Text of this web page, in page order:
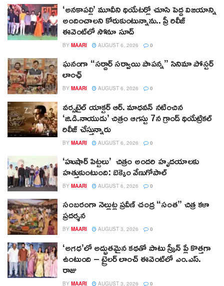
‘అనకాపల్లి’ మూవీని థియేటర్లో చూసి పెద్ద విజయాన్ని
అందించాలని కోరుకుంటున్నాను.. ప్రీ రిలీజ్
ఈవెంట్‌లో సోనూ సూద్
BY MAARI AUGUST 6, 2026 0
ఘనంగా “సర్దార్ సర్వాయి పాపన్న” సినిమా పోస్టర్
లాంఛ్
BY MAARI AUGUST 6, 2026 0
వర్సటైల్ యాక్టర్ ఆర్‌. మాధవన్‌ నటించిన
‘జి.డి.నాయుడు’ చిత్రం ఆగస్టు 7న గ్రాండ్ థియేట్రికల్
రిలీజ్ చేస్తున్నారు
BY MAARI AUGUST 6, 2026 0
‘హుషార్‌ పిట్టలు’ చిత్రం అందరి హృదయాలకు
హత్తుకుంటుంది: బెక్కెం వేణుగోపాల్‌
BY MAARI AUGUST 6, 2026 0
సంబరంగా నెల్లుట్ల ప్రవీణ్ చంద్ర “సంత” చిత్ర కళా
ప్రదర్శన
BY MAARI AUGUST 3, 2026 0
‘అగధ’లో అద్భుతమైన కథతో పాటు స్క్రీన్ ప్లే కొత్తగా
ఉంటుంది – ట్రైలర్ లాంచ్ ఈవెంట్‌లో ఎం.ఎస్.
రాజు
BY MAARI AUGUST 3, 2026 0